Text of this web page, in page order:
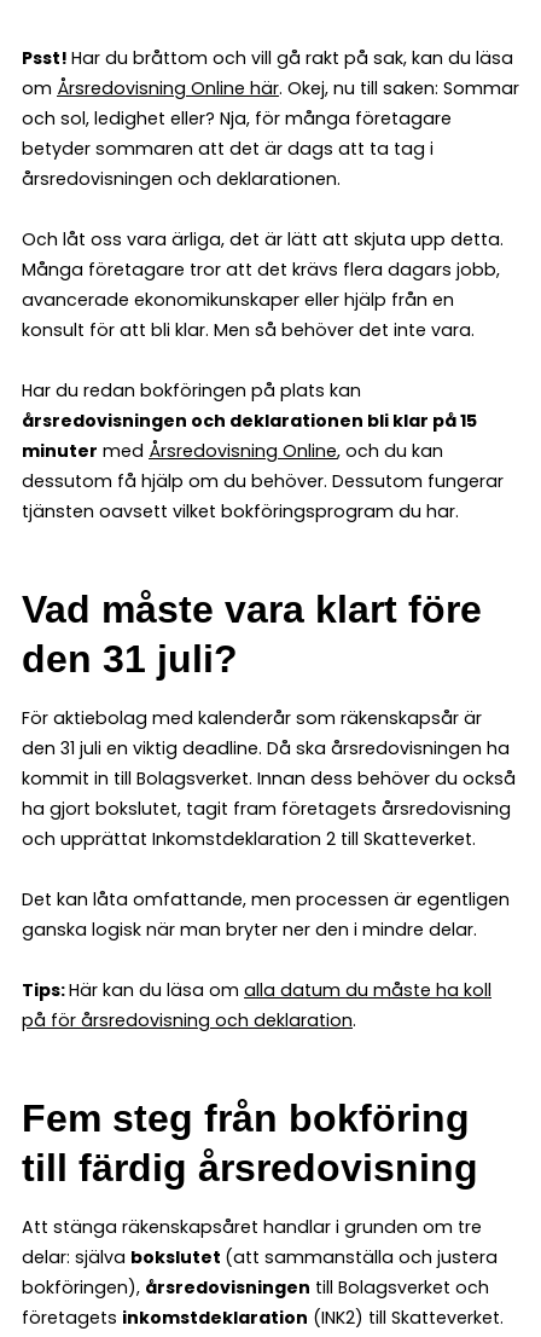
Psst! Har du bråttom och vill gå rakt på sak, kan du läsa
om Årsredovisning Online här. Okej, nu till saken: Sommar
och sol, ledighet eller? Nja, för många företagare
betyder sommaren att det är dags att ta tag i
årsredovisningen och deklarationen.
Och låt oss vara ärliga, det är lätt att skjuta upp detta.
Många företagare tror att det krävs flera dagars jobb,
avancerade ekonomikunskaper eller hjälp från en
konsult för att bli klar. Men så behöver det inte vara.
Har du redan bokföringen på plats kan
årsredovisningen och deklarationen bli klar på 15
minuter med Årsredovisning Online, och du kan
dessutom få hjälp om du behöver. Dessutom fungerar
tjänsten oavsett vilket bokföringsprogram du har.
Vad måste vara klart före
den 31 juli?
För aktiebolag med kalenderår som räkenskapsår är
den 31 juli en viktig deadline. Då ska årsredovisningen ha
kommit in till Bolagsverket. Innan dess behöver du också
ha gjort bokslutet, tagit fram företagets årsredovisning
och upprättat Inkomstdeklaration 2 till Skatteverket.
Det kan låta omfattande, men processen är egentligen
ganska logisk när man bryter ner den i mindre delar.
Tips:Här kan du läsa om alla datum du måste ha koll
på för årsredovisning och deklaration.
Fem steg från bokföring
till färdig årsredovisning
Att stänga räkenskapsåret handlar i grunden om tre
delar: själva bokslutet (att sammanställa och justera
bokföringen), årsredovisningen till Bolagsverket och
företagets inkomstdeklaration (INK2) till Skatteverket.